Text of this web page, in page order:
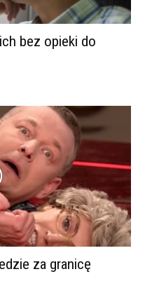
bez opieki do
za granicę